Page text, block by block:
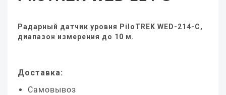
Радарный датчик уровня PiloTREK WED-214-C,
диапазон измерения до 10 м.
Доставка:
Самовывоз